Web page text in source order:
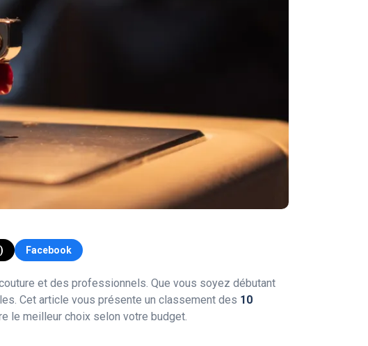
Facebook
et des professionnels. Que vous soyez débutant
Cet article vous présente un classement des 10
le meilleur choix selon votre budget.